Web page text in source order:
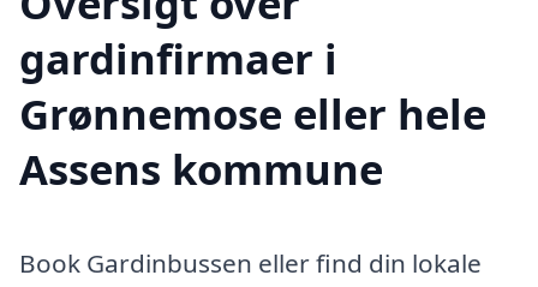
gardinfirmaer i
Grønnemose eller hele
Assens kommune
Book Gardinbussen eller find din lokale